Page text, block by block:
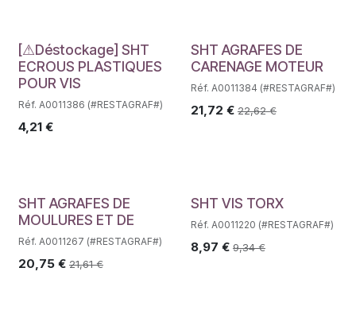
Déstockage
[⚠Déstockage] SHT
ECROUS PLASTIQUES
POUR VIS
Réf. A0011386 (#RESTAGRAF#)
4,21 €
SHT AGRAFES DE
CARENAGE MOTEUR
Réf. A0011384 (#RESTAGRAF#)
21,72 € 22,62€
SHT AGRAFES DE
MOULURES ET DE
Réf. A0011267 (#RESTAGRAF#)
20,75 € 21,61€
SHT VIS TORX
Réf. A0011220 (#RESTAGRAF#)
8,97 € 9,34€